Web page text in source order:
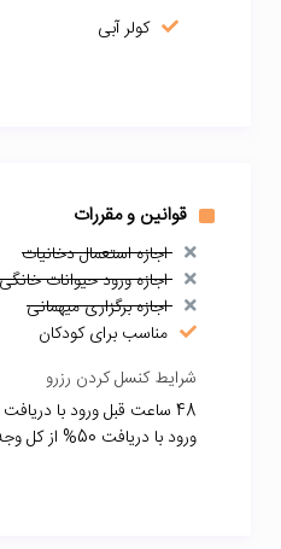
کولر آبی
قوانین و مقررات
اجازه استعمال دخانیات
اجازه ورود حیوانات خانگی
اجازه برگزاری میهمانی
مناسب برای کودکان
شرایط کنسل کردن رزرو
ورود با دریافت 50% از کل وجه و روز ورود کنسلی ندارد